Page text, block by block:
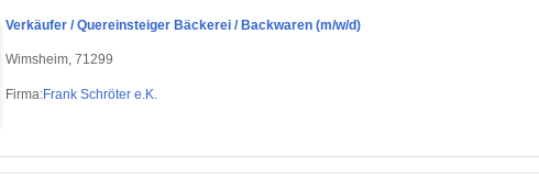
Verkäufer / Quereinsteiger Bäckerei / Backwaren (m/w/d)
Wimsheim, 71299
Firma:Frank Schröter e.K.